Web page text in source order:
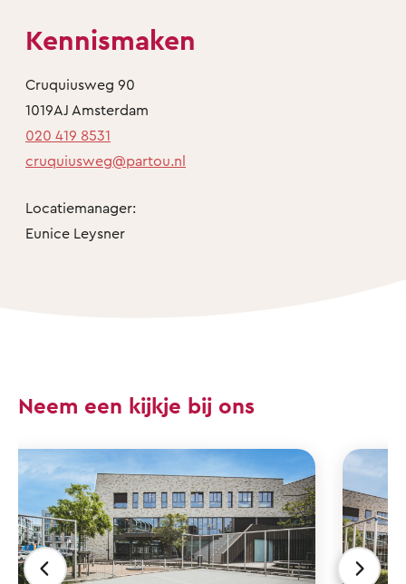
Kennismaken
Cruquiusweg 90
1019AJ Amsterdam
020 419 8531
cruquiusweg@partou.nl
Locatiemanager:
Eunice Leysner
Neem een kijkje bij ons